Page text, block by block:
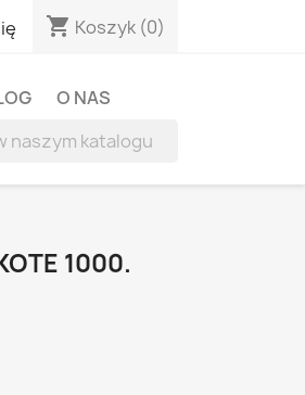
shopping_cart Koszyk (0)
O NAS
1000.